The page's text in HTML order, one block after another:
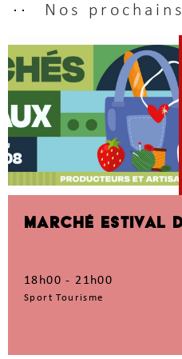
Nos
MARCHÉ ESTIVAL
18h00 - 21h00
Sport Tourisme